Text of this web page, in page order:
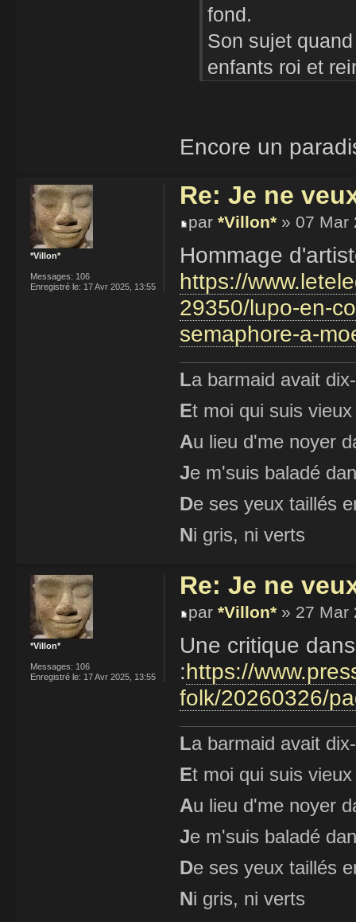
fond.
Son sujet
enfants roi et
Encore un
Re: Je ne
par *Villon* » 07 Mar
Hommage
https://
29350/lupo-en-
semaphore-a-
La barmaid avait
Et moi qui suis
Au lieu d'me noyer
Je m'suis baladé
De ses yeux taillés
Ni gris, ni verts
*Villon*
Messages: 106
Enregistré le: 17 Avr 2025, 13:55
Re: Je ne
par *Villon* » 27 Mar
Une critique
:https://
folk/20260326/
La barmaid avait
Et moi qui suis
Au lieu d'me noyer
Je m'suis baladé
De ses yeux taillés
Ni gris, ni verts
*Villon*
Messages: 106
Enregistré le: 17 Avr 2025, 13:55